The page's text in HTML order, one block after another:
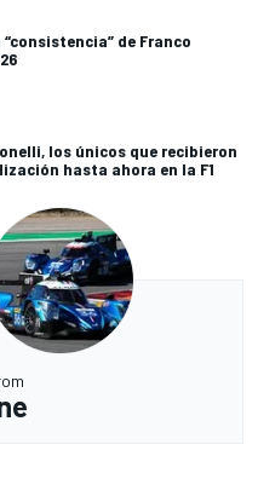
“consistencia” de Franco
los únicos que recibieron
hasta ahora en la F1